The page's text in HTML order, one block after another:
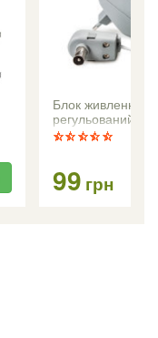
Блок живлення
регульований 2-
99 грн